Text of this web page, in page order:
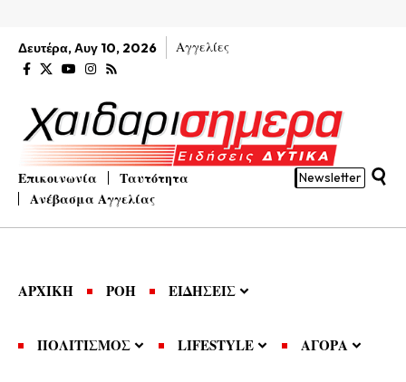
Δευτέρα, Αυγ 10, 2026 Αγγελίες
Επικοινωνία
Ταυτότητα
Ανέβασμα Αγγελίας
Newsletter
ΑΡΧΙΚΗ ΡΟΗ ΕΙΔΗΣΕΙΣ
ΠΟΛΙΤΙΣΜΟΣ LIFESTYLE ΑΓΟΡΑ